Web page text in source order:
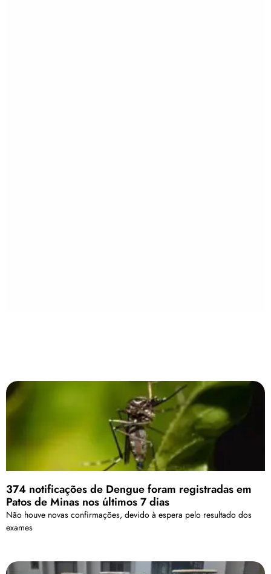
374 notificações de Dengue foram registradas em
Patos de Minas nos últimos 7 dias
Não houve novas confirmações, devido à espera pelo resultado dos
exames